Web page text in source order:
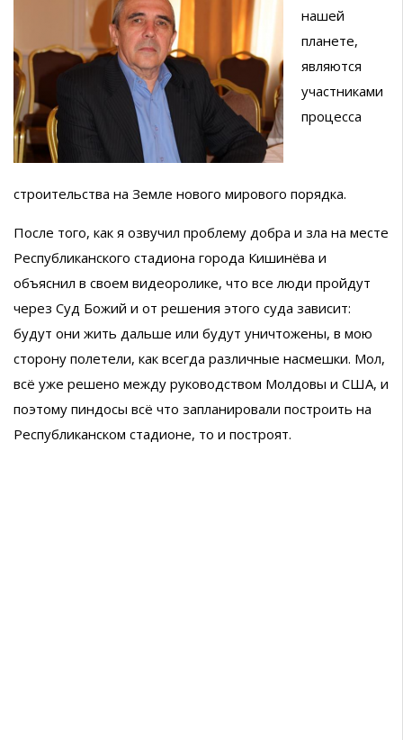
нашей
планете,
являются
участниками
процесса
строительства на Земле нового мирового порядка.
После того, как я озвучил проблему добра и зла на месте
Республиканского стадиона города Кишинёва и
объяснил в своем видеоролике, что все люди пройдут
через Суд Божий и от решения этого суда зависит:
будут они жить дальше или будут уничтожены, в мою
сторону полетели, как всегда различные насмешки. Мол,
всё уже решено между руководством Молдовы и США, и
поэтому пиндосы всё что запланировали построить на
Республиканском стадионе, то и построят.